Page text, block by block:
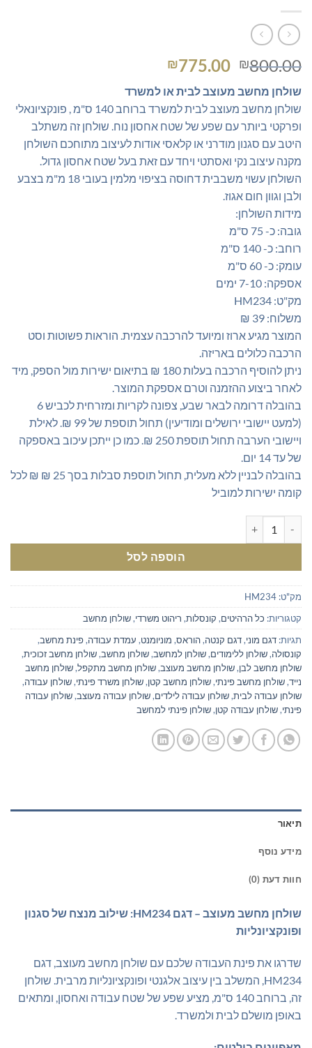
₪800.00
המחיר
היה:
₪800.00.
₪775.00
הוא:
₪775.00.
שולחן מחשב מעוצב לבית או למשרד
שולחן מחשב מעוצב לבית למשרד ברוחב 140 ס"מ , פונקציונאלי
ופרקטי ביותר עם שפע של שטח אחסון נוח. שולחן זה משתלב
היטב עם סגנון מודרני או קלאסי אודות לעיצוב מתוחכם השולחן
מקנה עיצוב נקי ואסתטי ויחד עם זאת בעל שטח אחסון גדול.
השולחן עשוי משבבית דחוסה בציפוי מלמין בעובי 18 מ"מ בצבע
ולבן וגוון חום אגוז.
מידות השולחן:
גובה: כ- 75 ס"מ
רוחב: כ- 140 ס"מ
עומק: כ- 60 ס"מ
אספקה: 7-10 ימים
מק"ט: HM234
משלוח: 39 ₪
המוצר מגיע ארוז ומיועד להרכבה עצמית. הוראות פשוטות וסט
הרכבה כלולים באריזה.
ניתן להוסיף הרכבה בעלות 180 ₪ בתיאום ישירות מול הספק, מיד
לאחר ביצוע ההזמנה וטרם אספקת המוצר.
בהובלה דרומה לבאר שבע, צפונה לקריות ומזרחית לכביש 6
(למעט יישובי ירושלים ומודיעין) תחול תוספת של 99 ₪. לאילת
ויישובי הערבה תחול תוספת 250 ₪. כמו כן ייתכן עיכוב באספקה
של עד 14 יום.
בהובלה לבניין ללא מעלית, תחול תוספת סבלות בסך 25 ₪ ₪ לכל
קומה ישירות למוביל
הוספה לסל
מק"ט: HM234
קטגוריות: כל הרהיטים, קונסלות, ריהוט משרדי,שולחן מחשב
תגיות: דגם מוני,דגם קנטה,הוראס, מוניומנט, עמדת עבודה,פינת מחשב,
קונסולה,שולחן ללימודים,שולחן למחשב,שולחן מחשב,שולחן מחשב זכוכית,
שולחן מחשב לבן,שולחן מחשב מעוצב,שולחן מחשב מתקפל,שולחן מחשב
נייד,שולחן מחשב פינתי,שולחן מחשב קטן,שולחן משרד פינתי,שולחן עבודה,
שולחן עבודה לבית,שולחן עבודה לילדים,שולחן עבודה מעוצב,שולחן עבודה
פינתי,שולחן עבודה קטן,שולחן פינתי למחשב
תיאור
מידע נוסף
חוות דעת (0)
שולחן מחשב מעוצב – דגם HM234: שילוב מנצח של סגנון
ופונקציונליות
שדרגו את פינת העבודה שלכם עם שולחן מחשב מעוצב, דגם
HM234, המשלב בין עיצוב אלגנטי ופונקציונליות מרבית. שולחן
זה, ברוחב 140 ס"מ, מציע שפע של שטח עבודה ואחסון, ומתאים
באופן מושלם לבית ולמשרד.